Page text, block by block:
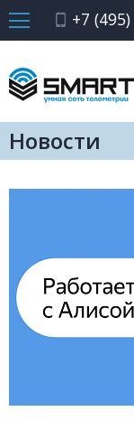
+7 (495)
Новости